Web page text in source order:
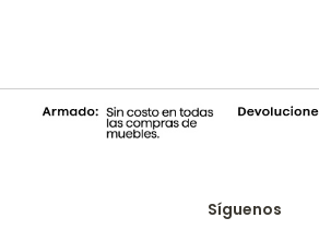
Síguenos